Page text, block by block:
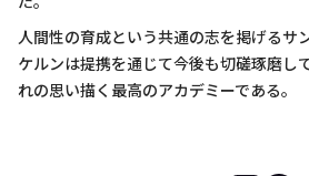
人間性の育成という共通の志を掲げるサ
ケルンは提携を通じて今後も切磋琢磨し
れの思い描く最高のアカデミーである。